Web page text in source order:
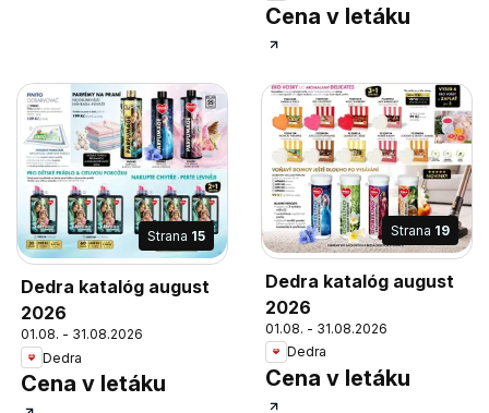
Cena v letáku
Strana 15
Dedra katalóg august
2026
01.08. - 31.08.2026
Dedra
Cena v letáku
Strana 19
Dedra katalóg august
2026
01.08. - 31.08.2026
Dedra
Cena v letáku